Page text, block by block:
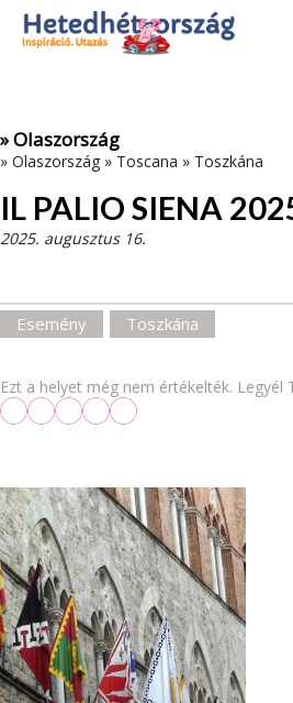
Az oldal sütiket (cookies) használ.
Adatvédelmi tájékoztató
» Olaszország
» Olaszország » Toscana » Toszkána
IL PALIO SIENA
2025. augusztus 16.
Esemény Toszkána
Ezt a helyet még nem értékelték. Legyél